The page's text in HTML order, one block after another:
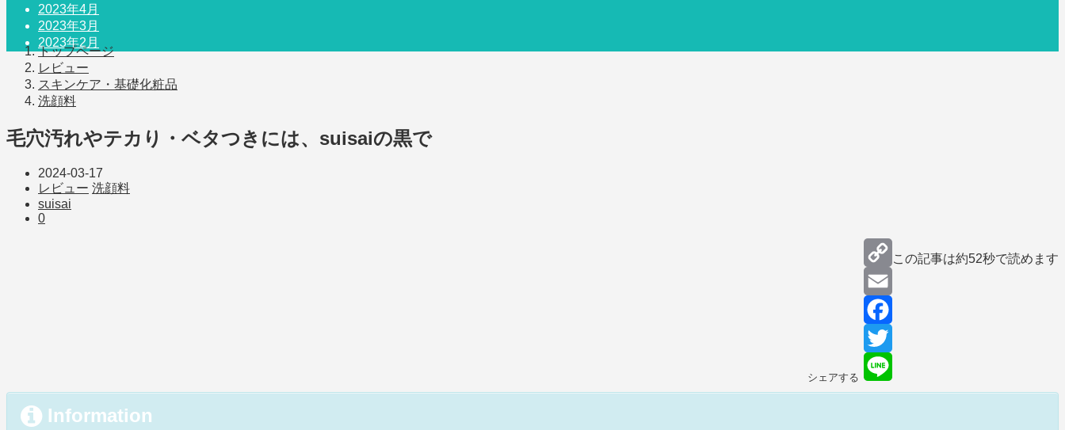
2023年4月
2023年3月
2023年2月
トップページ
レビュー
スキンケア・基礎化粧品
洗顔料
毛穴汚れやテカり・ベタつきには、suisaiの黒で
2024-03-17
レビュー 洗顔料
suisai
0
この記事は約52秒で読めます
シェアする
Line
Information